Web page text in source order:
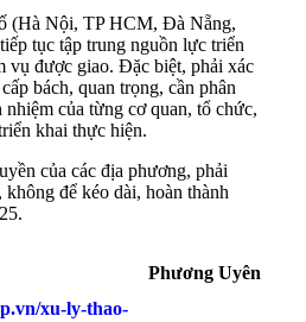
(Hà Nội, TP HCM, Đà Nẵng,
tục tập trung nguồn lực triển
vụ được giao. Đặc biệt, phải xác
bách, quan trọng, cần phân
của từng cơ quan, tổ chức,
khai thực hiện.
của các địa phương, phải
để kéo dài, hoàn thành
Phương Uyên
xu-ly-thao-